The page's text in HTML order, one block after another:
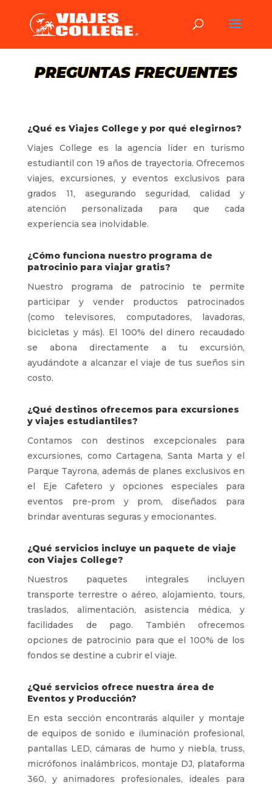
PREGUNTAS FRECUENTES
¿Qué es Viajes College y por qué elegirnos?
Viajes College es la agencia líder en turismo
estudiantil con 19 años de trayectoria. Ofrecemos
viajes, excursiones, y eventos exclusivos para
grados 11, asegurando seguridad, calidad y
atención personalizada para que cada
experiencia sea inolvidable.
¿Cómo funciona nuestro programa de
patrocinio para viajar gratis?
Nuestro programa de patrocinio te permite
participar y vender productos patrocinados
(como televisores, computadores, lavadoras,
bicicletas y más). El 100% del dinero recaudado
se abona directamente a tu excursión,
ayudándote a alcanzar el viaje de tus sueños sin
costo.
¿Qué destinos ofrecemos para excursiones
y viajes estudiantiles?
Contamos con destinos excepcionales para
excursiones, como Cartagena, Santa Marta y el
Parque Tayrona, además de planes exclusivos en
el Eje Cafetero y opciones especiales para
eventos pre-prom y prom, diseñados para
brindar aventuras seguras y emocionantes.
¿Qué servicios incluye un paquete de viaje
con Viajes College?
Nuestros paquetes integrales incluyen
transporte terrestre o aéreo, alojamiento, tours,
traslados, alimentación, asistencia médica, y
facilidades de pago. También ofrecemos
opciones de patrocinio para que el 100% de los
fondos se destine a cubrir el viaje.
¿Qué servicios ofrece nuestra área de
Eventos y Producción?
En esta sección encontrarás alquiler y montaje
de equipos de sonido e iluminación profesional,
pantallas LED, cámaras de humo y niebla, truss,
micrófonos inalámbricos, montaje DJ, plataforma
360, y animadores profesionales, ideales para